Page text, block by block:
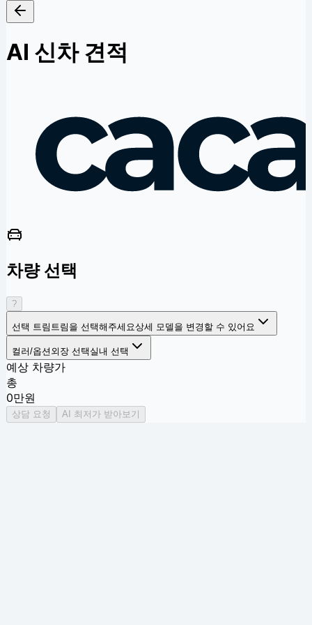
AI 신차 견적
차량 선택
?
선택 트림 트림을 선택해주세요상세 모델을 변경할 수 있어요
컬러/옵션 외장 선택 실내 선택
예상 차량가
총
0만원
상담 요청 AI 최저가 받아보기